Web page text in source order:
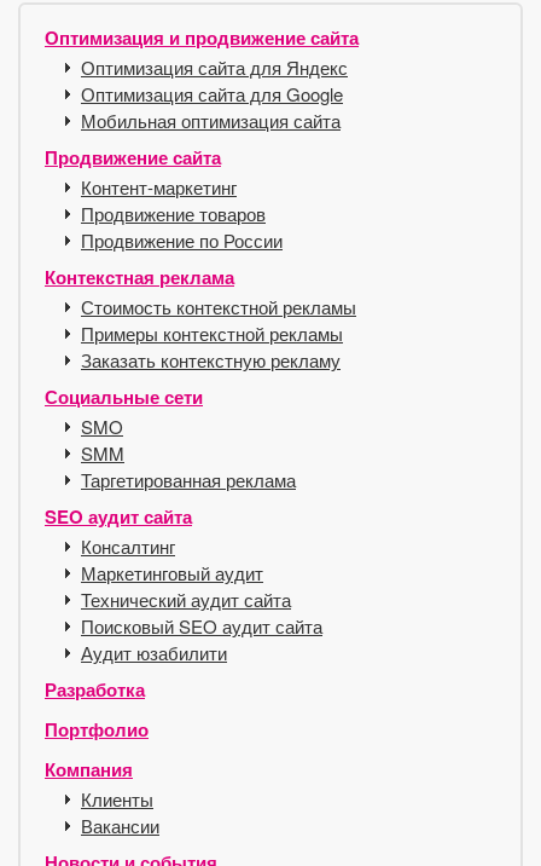
Оптимизация и продвижение сайта
Оптимизация сайта для Яндекс
Оптимизация сайта для Google
Мобильная оптимизация сайта
Продвижение сайта
Контент-маркетинг
Продвижение товаров
Продвижение по России
Контекстная реклама
Стоимость контекстной рекламы
Примеры контекстной рекламы
Заказать контекстную рекламу
Социальные сети
SMO
SMM
Таргетированная реклама
SEO аудит сайта
Консалтинг
Маркетинговый аудит
Технический аудит сайта
Поисковый SEO аудит сайта
Аудит юзабилити
Разработка
Портфолио
Компания
Клиенты
Вакансии